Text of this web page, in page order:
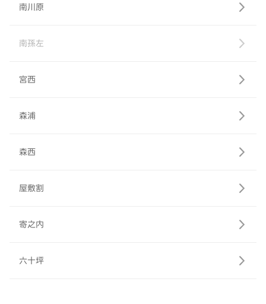
南川原
南孫左
宮西
森浦
森西
屋敷割
寄之内
六十坪